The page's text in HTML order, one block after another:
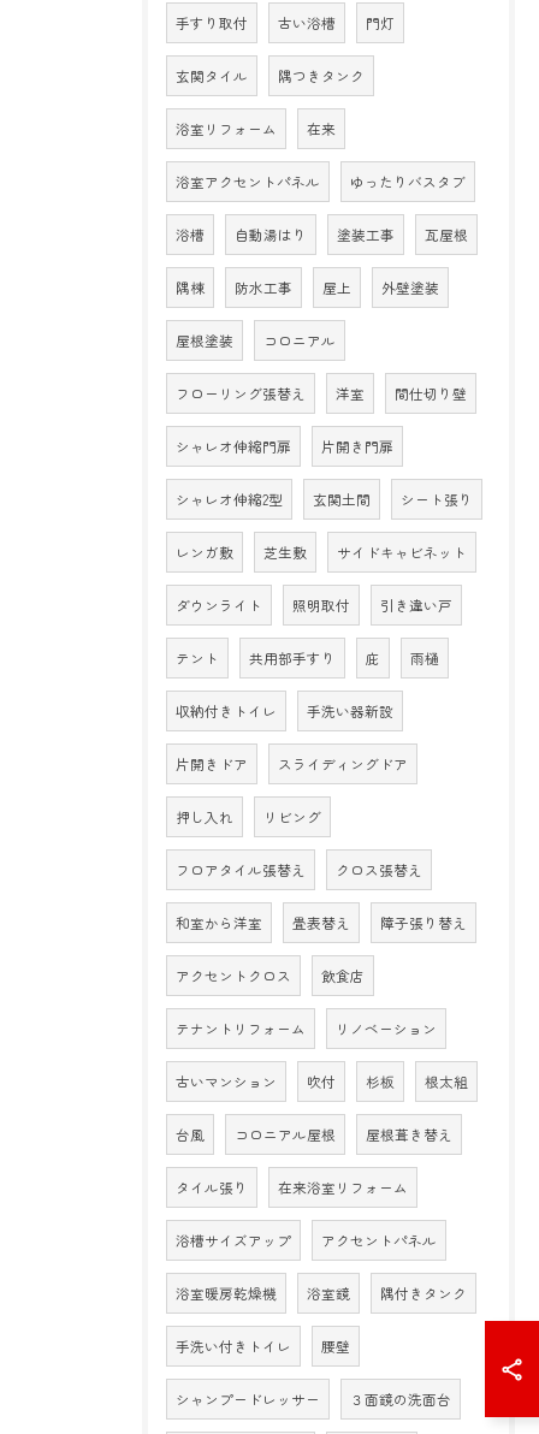
手すり取付 古い浴槽 門灯
玄関タイル 隅つきタンク
浴室リフォーム 在来
浴室アクセントパネル ゆったりバスタブ
浴槽 自動湯はり 塗装工事 瓦屋根
隅棟 防水工事 屋上 外壁塗装
屋根塗装 コロニアル
フローリング張替え 洋室 間仕切り壁
シャレオ伸縮門扉 片開き門扉
シャレオ伸縮2型 玄関土間 シート張り
レンガ敷 芝生敷 サイドキャビネット
ダウンライト 照明取付 引き違い戸
テント 共用部手すり 庇 雨樋
収納付きトイレ 手洗い器新設
片開きドア スライディングドア
押し入れ リビング
フロアタイル張替え クロス張替え
和室から洋室 畳表替え 障子張り替え
アクセントクロス 飲食店
テナントリフォーム リノベーション
古いマンション 吹付 杉板 根太組
台風 コロニアル屋根 屋根葺き替え
タイル張り 在来浴室リフォーム
浴槽サイズアップ アクセントパネル
浴室暖房乾燥機 浴室鏡 隅付きタンク
手洗い付きトイレ 腰壁
シャンプードレッサー ３面鏡の洗面台